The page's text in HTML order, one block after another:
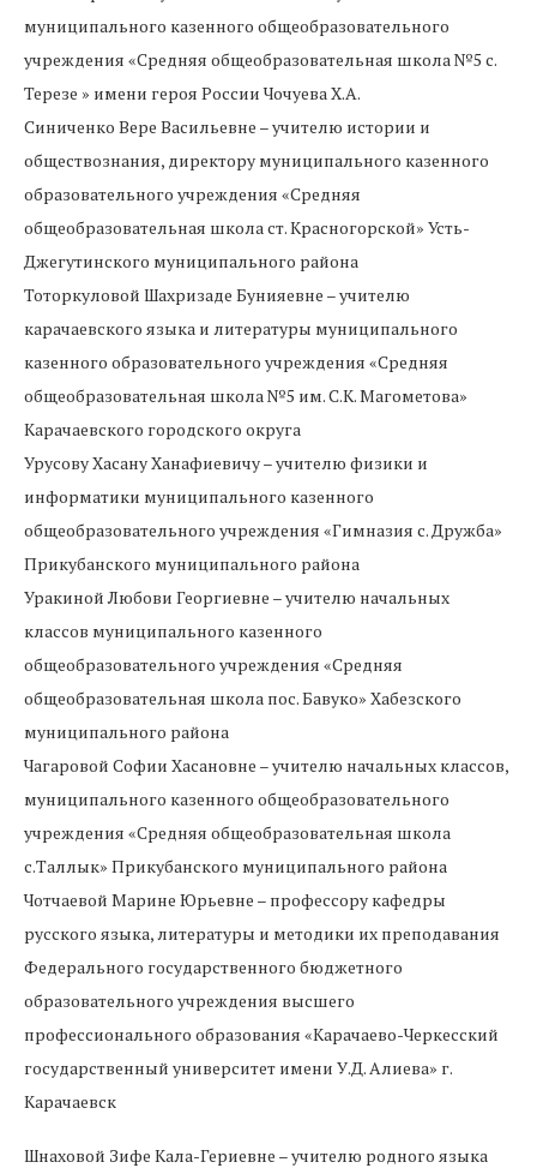
муниципального казенного общеобразовательного
учреждения «Средняя общеобразовательная школа №5 с.
Терезе » имени героя России Чочуева Х.А.
Синиченко Вере Васильевне – учителю истории и
обществознания, директору муниципального казенного
образовательного учреждения «Средняя
общеобразовательная школа ст. Красногорской» Усть-
Джегутинского муниципального района
Тоторкуловой Шахризаде Бунияевне – учителю
карачаевского языка и литературы муниципального
казенного образовательного учреждения «Средняя
общеобразовательная школа №5 им. С.К. Магометова»
Карачаевского городского округа
Урусову Хасану Ханафиевичу – учителю физики и
информатики муниципального казенного
общеобразовательного учреждения «Гимназия с. Дружба»
Прикубанского муниципального района
Уракиной Любови Георгиевне – учителю начальных
классов муниципального казенного
общеобразовательного учреждения «Средняя
общеобразовательная школа пос. Бавуко» Хабезского
муниципального района
Чагаровой Софии Хасановне – учителю начальных классов,
муниципального казенного общеобразовательного
учреждения «Средняя общеобразовательная школа
с.Таллык» Прикубанского муниципального района
Чотчаевой Марине Юрьевне – профессору кафедры
русского языка, литературы и методики их преподавания
Федерального государственного бюджетного
образовательного учреждения высшего
профессионального образования «Карачаево-Черкесский
государственный университет имени У.Д. Алиева» г.
Карачаевск
Шнаховой Зифе Кала-Гериевне – учителю родного языка